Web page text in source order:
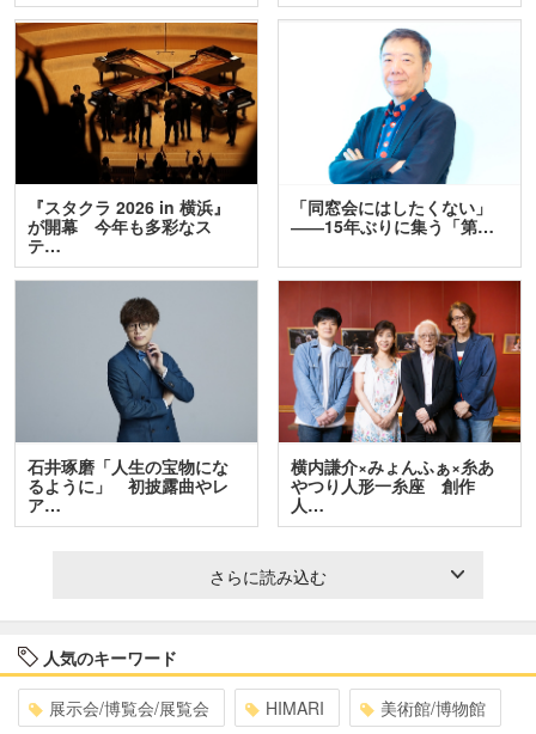
『スタクラ 2026 in 横浜』
が開幕 今年も多彩なス
テ…
「同窓会にはしたくない」
――15年ぶりに集う「第…
石井琢磨「人生の宝物にな
るように」 初披露曲やレ
ア…
横内謙介×みょんふぁ×糸あ
やつり人形一糸座 創作
人…
さらに読み込む
人気のキーワード
展示会/博覧会/展覧会 HIMARI 美術館/博物館